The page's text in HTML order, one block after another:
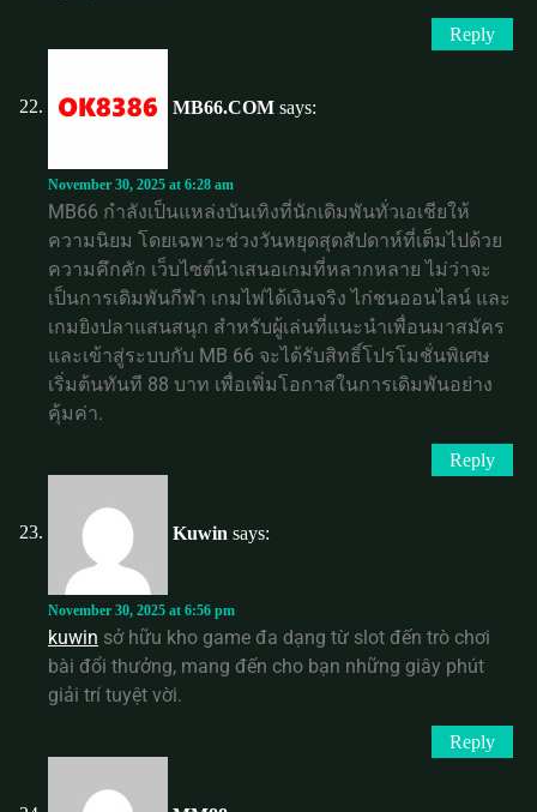
Reply
MB66.COM says:
November 30, 2025 at 6:28 am
MB66 กำลังเป็นแหล่งบันเทิงที่นักเดิมพันทั่วเอเชียให้
ความนิยม โดยเฉพาะช่วงวันหยุดสุดสัปดาห์ที่เต็มไปด้วย
ความคึกคัก เว็บไซต์นำเสนอเกมที่หลากหลาย ไม่ว่าจะ
เป็นการเดิมพันกีฬา เกมไพ่ได้เงินจริง ไก่ชนออนไลน์ และ
เกมยิงปลาแสนสนุก สำหรับผู้เล่นที่แนะนำเพื่อนมาสมัคร
และเข้าสู่ระบบกับ MB 66 จะได้รับสิทธิ์โปรโมชั่นพิเศษ
เริ่มต้นทันที 88 บาท เพื่อเพิ่มโอกาสในการเดิมพันอย่าง
คุ้มค่า.
Reply
Kuwin says:
November 30, 2025 at 6:56 pm
kuwin sở hữu kho game đa dạng từ slot đến trò chơi
bài đổi thưởng, mang đến cho bạn những giây phút
giải trí tuyệt vời.
Reply